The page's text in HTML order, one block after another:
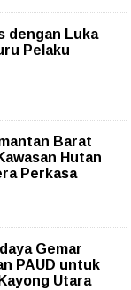
dengan Luka
Pelaku
Barat
Hutan
Perkasa
Gemar
PAUD untuk
Utara